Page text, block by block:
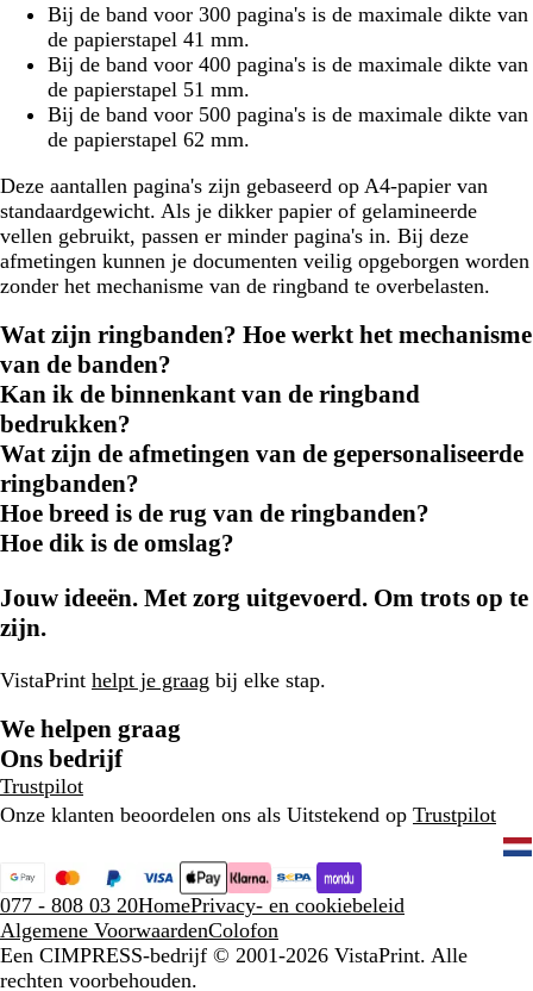
Bij de band voor 300 pagina's is de maximale dikte van
de papierstapel 41 mm.
Bij de band voor 400 pagina's is de maximale dikte van
de papierstapel 51 mm.
Bij de band voor 500 pagina's is de maximale dikte van
de papierstapel 62 mm.
Deze aantallen pagina's zijn gebaseerd op A4-papier van
standaardgewicht. Als je dikker papier of gelamineerde
vellen gebruikt, passen er minder pagina's in. Bij deze
afmetingen kunnen je documenten veilig opgeborgen worden
zonder het mechanisme van de ringband te overbelasten.
Wat zijn ringbanden? Hoe werkt het mechanisme
van de banden?
Kan ik de binnenkant van de ringband
bedrukken?
Wat zijn de afmetingen van de gepersonaliseerde
ringbanden?
Hoe breed is de rug van de ringbanden?
Hoe dik is de omslag?
Jouw ideeën. Met zorg uitgevoerd. Om trots op te
zijn.
VistaPrint helpt je graag bij elke stap.
We helpen graag
Ons bedrijf
Trustpilot
Onze klanten beoordelen ons als Uitstekend op Trustpilot
077 - 808 03 20HomePrivacy- en cookiebeleid
Algemene VoorwaardenColofon
Een CIMPRESS-bedrijf © 2001-2026 VistaPrint. Alle
rechten voorbehouden.